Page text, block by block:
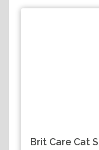
Brit Care Cat